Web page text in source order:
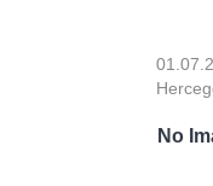
No